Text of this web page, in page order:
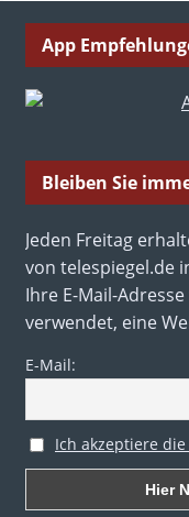
App
Bleiben Sie
Jeden Freitag
von telespiegel.de
Ihre E-Mail-
verwendet, eine
E-Mail:
Ich akzeptiere